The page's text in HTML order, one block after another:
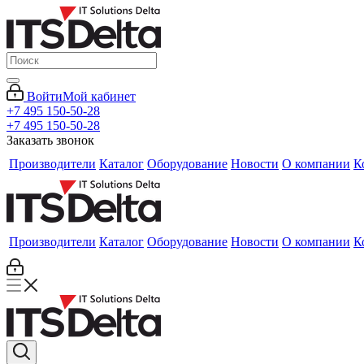
ВойтиМой кабинет
+7 495 150-50-28
+7 495 150-50-28
Заказать звонок
Производители Каталог Оборудование Новости О компании
Производители Каталог Оборудование Новости О компании